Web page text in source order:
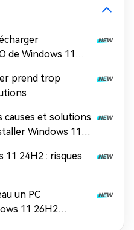
de Windows 11
prend trop
causes et solutions
Windows 11
11 24H2 : risques
un PC
11 26H2